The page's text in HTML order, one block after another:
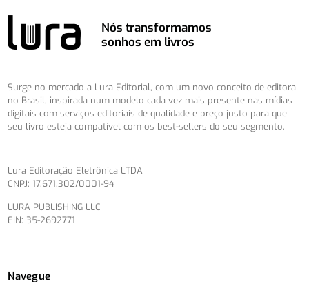
Nós transformamos
sonhos em livros
Surge no mercado a Lura Editorial, com um novo conceito de editora
no Brasil, inspirada num modelo cada vez mais presente nas mídias
digitais com serviços editoriais de qualidade e preço justo para que
seu livro esteja compatível com os best-sellers do seu segmento.
Lura Editoração Eletrônica LTDA
CNPJ: 17.671.302/0001-94
LURA PUBLISHING LLC
EIN: 35-2692771
Navegue